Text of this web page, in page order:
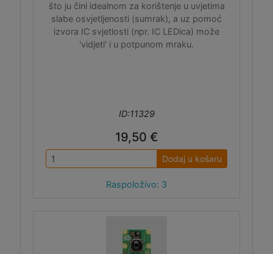
što ju čini idealnom za korištenje u uvjetima
slabe osvjetljenosti (sumrak), a uz pomoć
izvora IC svjetlosti (npr. IC LEDica) može
'vidjeti' i u potpunom mraku.
ID:11329
19,50 €
Dodaj u košaru
Raspoloživo: 3